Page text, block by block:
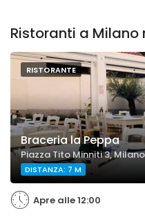
Ristoranti a Milano
RISTORANTE
Braceria la Peppa
Piazza Tito Minniti 3, Milano
DISTANZA: 7 M
Apre alle 12:00